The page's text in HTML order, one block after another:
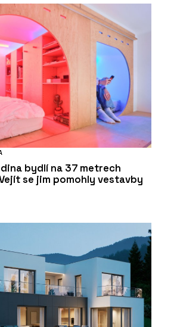
bydlí na 37 metrech
se jim pomohly vestavby